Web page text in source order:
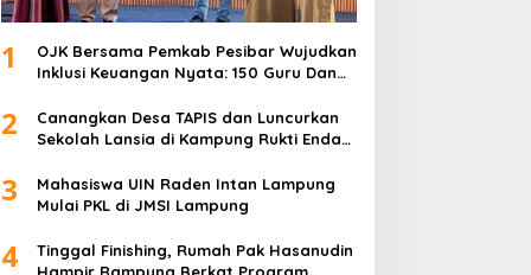
1
OJK Bersama Pemkab Pesibar Wujudkan
Inklusi Keuangan Nyata: 150 Guru Dan
Jiwa
2
Canangkan Desa TAPIS dan Luncurkan
Sekolah Lansia di Kampung Rukti Endah,
Pembangunan SDM Dimulai dari Desa
3
Mahasiswa UIN Raden Intan Lampung
Mulai PKL di JMSI Lampung
4
Tinggal Finishing, Rumah Pak Hasanudin